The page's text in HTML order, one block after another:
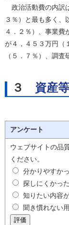
政治活動費の内訳
３％）と最も多く、
４．２％）、事業費
が４，４５３万円（
（５．７％）、調
３ 資産
アンケート
ウェブサイトの品
ください。
分かりやすか
探しにくかった
知りたい内容
聞き慣れない